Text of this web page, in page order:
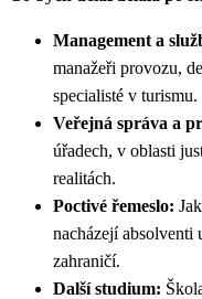
Management a
manažeři provozu,
specialisté v turismu.
Veřejná správa a
úřadech, v oblasti
realitách.
Poctivé řemeslo:
nacházejí absolventi
zahraničí.
Další studium: